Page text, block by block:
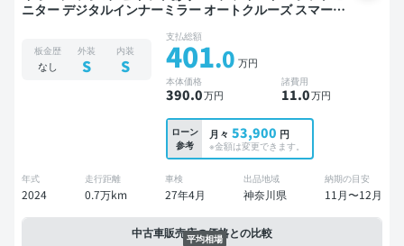
ニター デジタルインナーミラー オートクルーズ スマート
位カメラ ドライブレコーダー フルエアロ 社外マフラー 衝
突軽減
板金歴
なし
外装
S
内装
S
支払総額
401.0 万円
本体価格
390.0万円
諸費用
11.0万円
ローン
参考
月々 53,900 円
※金額は変更できます。
年式
2024
走行距離
0.7万km
車検
27年4月
出品地域
神奈川県
納期の目安
11月〜12月
中古車販売店の価格との比較
平均相場